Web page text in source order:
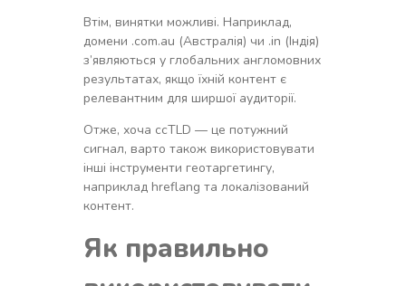
Втім, винятки можливі. Наприклад,
домени .com.au (Австралія) чи .in (Індія)
з’являються у глобальних англомовних
результатах, якщо їхній контент є
релевантним для ширшої аудиторії.
Отже, хоча ccTLD — це потужний
сигнал, варто також використовувати
інші інструменти геотаргетингу,
наприклад hreflang та локалізований
контент.
Як правильно